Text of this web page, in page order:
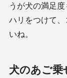
うが犬の満足
ハリをつけて
いね。
犬のあご乗